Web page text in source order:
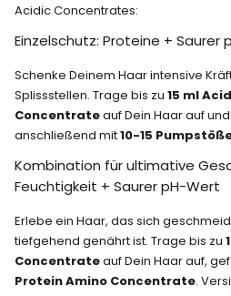
Acidic Concentrates:
Einzelschutz: Proteine + Saurer
Schenke Deinem Haar intensive
Splissstellen. Trage bis zu 15 ml
Concentrateauf Dein Haar auf
anschließend mit10-15
Kombination für ultimative
Feuchtigkeit + Saurer pH-Wert
Erlebe ein Haar, das sich
tiefgehend genährt ist. Trage bis zu
Concentrateauf Dein Haar auf,
Protein Amino Concentrate.